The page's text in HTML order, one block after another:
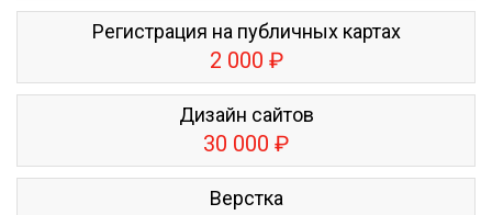
Регистрация на публичных картах
2 000 ₽
Дизайн сайтов
30 000 ₽
Верстка